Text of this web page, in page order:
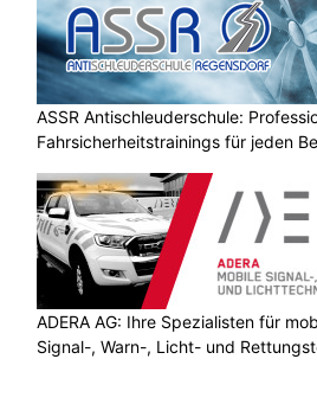
ASSR Antischleuderschule:
Fahrsicherheitstrainings für jeden
ADERA AG: Ihre Spezialisten für
Signal-, Warn-, Licht- und